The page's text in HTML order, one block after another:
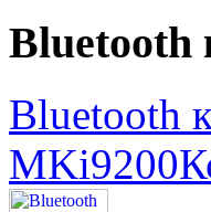
Bluetooth
Bluetooth
MKi9200